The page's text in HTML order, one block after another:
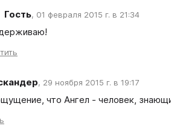
Гость, 01 февраля 2015 г. в 21:34
, 29 ноября 2015 г. в 19:17
что Ангел - человек,